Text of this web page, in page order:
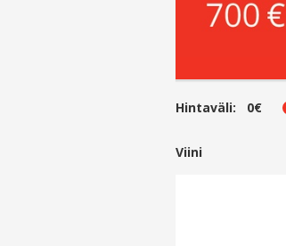
Hintaväli: 0€
Viini